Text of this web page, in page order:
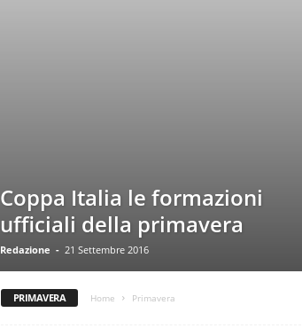
Coppa Italia le formazioni
ufficiali della primavera
Redazione - 21 Settembre 2016
PRIMAVERA Home Primavera